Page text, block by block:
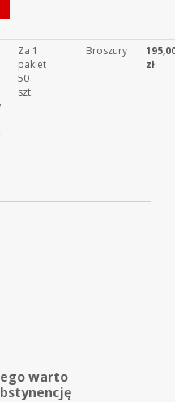
Za 1
pakiet
50
szt.
Broszury
zł
warto